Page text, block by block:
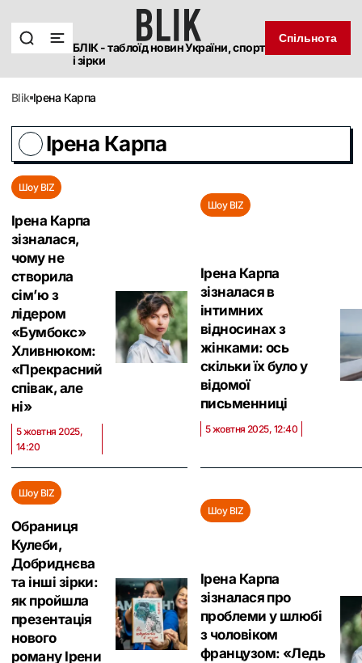
БЛІК - таблоїд новин України, спорт
і зірки
Спільнота
blik Ірена Карпа
Ірена Карпа
Шоу BIZ
Ірена Карпа
зізналася,
чому не
створила
сім’ю з
лідером
«Бумбокс‎»
Хливнюком:
«Прекрасний
співак, але
ні‎»
5 жовтня 2025,
14:20
Шоу BIZ
Ірена Карпа
зізналася в
інтимних
відносинах з
жінками: ось
скільки їх було у
відомої
письменниці
5 жовтня 2025, 12:40
Шоу BIZ
Обраниця
Кулеби,
Добриднєва
та інші зірки:
як пройшла
презентація
нового
роману Ірени
Шоу BIZ
Ірена Карпа
зізналася про
проблеми у шлюбі
з чоловіком
французом: «Ледь